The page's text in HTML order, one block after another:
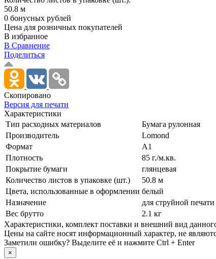
50.8 м
0 бонусных рублей
Цена для розничных покупателей
В избранное
В Сравнение
Поделиться
Скопировано
Версия для печати
Характеристики
Тип расходных материалов
Бумага рулонная
Производитель
Lomond
Формат
A1
Плотность
85 г./­м.кв.
Покрытие бумаги
глянцевая
Количество листов в упаковке (шт.)
50.8 м
Цвета, использованные в оформлении белый
Назначение
для струйной печати
Вес брутто
2.1 кг
Xарактеристики, комплект поставки и внешний вид
Цены на сайте носят информационный характер, не
Заметили ошибку? Выделите её и нажмите Ctrl + Enter
×